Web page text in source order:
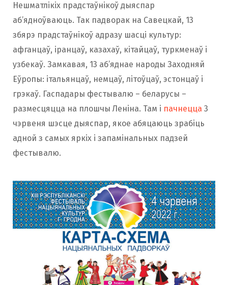
Нешматлікіх прадстаўнікоў дыяспар
аб’ядноўваюць. Так падворак на Савецкай, 13
збярэ прадстаўнікоў адразу шасці культур:
афганцаў, іранцаў, казахаў, кітайцаў, туркменаў і
узбекаў. Замкавая, 13 аб’яднае народы Заходняй
Еўропы: італьянцаў, немцаў, літоўцаў, эстонцаў і
грэкаў. Гаспадары фестывалю – беларусы –
размесцяцца на плошчы Леніна. Там і пачнецца 3
чэрвеня шэсце дыяспар, якое абяцаюць зрабіць
адной з самых яркіх і запамінальных падзей
фестывалю.